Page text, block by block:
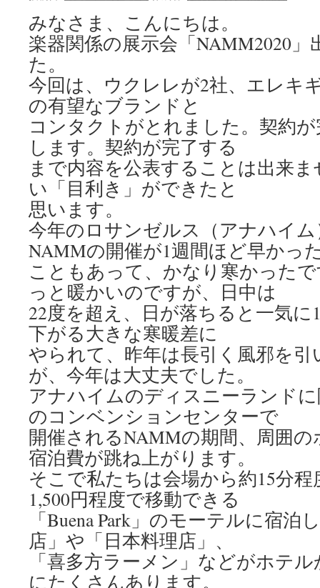
みなさま、こんにちは。
楽器関係の展示会「NAMM2020
た。
今回は、ウクレレが2社、エレキ
の有望なブランドと
コンタクトがとれました。契約
します。契約が完了する
まで内容を公表することは出来
い「目利き」ができたと
思います。
今年のロサンゼルス（アナハイ
NAMMの開催が1週間ほど早かっ
こともあって、かなり寒かった
っと暖かいのですが、日中は
22度を超え、日が落ちると一気
下がる大きな寒暖差に
やられて、昨年は長引く風邪を
が、今年は大丈夫でした。
アナハイムのディスニーランド
のコンベンションセンターで
開催されるNAMMの期間、周囲
宿泊費が跳ね上がります。
そこで私たちは会場から約15分
1,500円程度で移動できる
「Buena Park」のモーテルに宿泊
店」や「日本料理店」、
「喜多方ラーメン」などがホテ
にたくさんあります。